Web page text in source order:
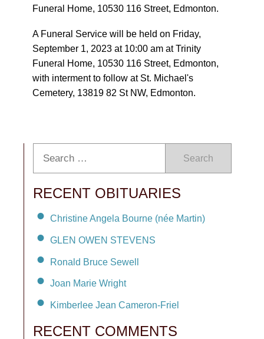
Funeral Home, 10530 116 Street, Edmonton.
A Funeral Service will be held on Friday,
September 1, 2023 at 10:00 am at Trinity
Funeral Home, 10530 116 Street, Edmonton,
with interment to follow at St. Michael's
Cemetery, 13819 82 St NW, Edmonton.
Search
RECENT OBITUARIES
Christine Angela Bourne (née Martin)
GLEN OWEN STEVENS
Ronald Bruce Sewell
Joan Marie Wright
Kimberlee Jean Cameron-Friel
RECENT COMMENTS